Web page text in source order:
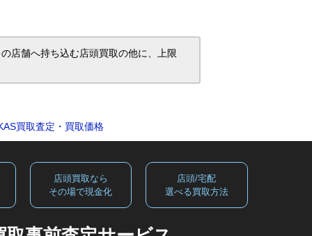
店舗へ持ち込む店頭買取の他に、上限
買取査定・買取価格
店頭買取なら
その場で現金化
店頭/宅配
選べる買取方法